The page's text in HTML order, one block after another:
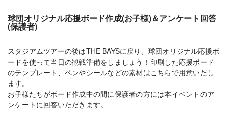
球団オリジナル応援ボード作成(お子様)＆アンケート回答
(保護者)
スタジアムツアーの後はTHE BAYSに戻り、球団オリジナル応援ボ
ードを使って当日の観戦準備をしましょう！印刷した応援ボード
のテンプレート、ペンやシールなどの素材はこちらで用意いたし
ます。
お子様たちがボード作成中の間に保護者の方には本イベントのア
ンケートに回答いただきます。